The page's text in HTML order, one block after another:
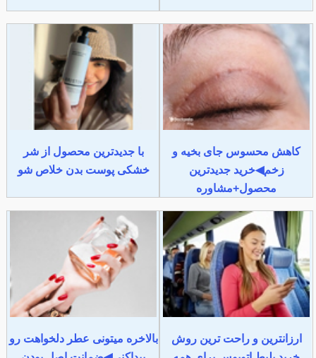
کاهش محسوس جای بخیه و
زخم◀خرید جدیدترین
محصول+مشاوره
با جدیدترین محصول از شر
خشکی پوست بدن خلاص شو
ارزانترین و راحت ترین روش
بالاخره میتونی عطر دلخواهت رو